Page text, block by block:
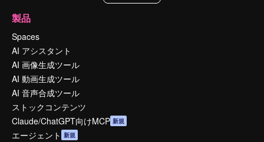
製品
Spaces
AI アシスタント
AI 画像生成ツール
AI 動画生成ツール
AI 音声合成ツール
ストックコンテンツ
Claude/ChatGPT向けMCP 新規
エージェント 新規